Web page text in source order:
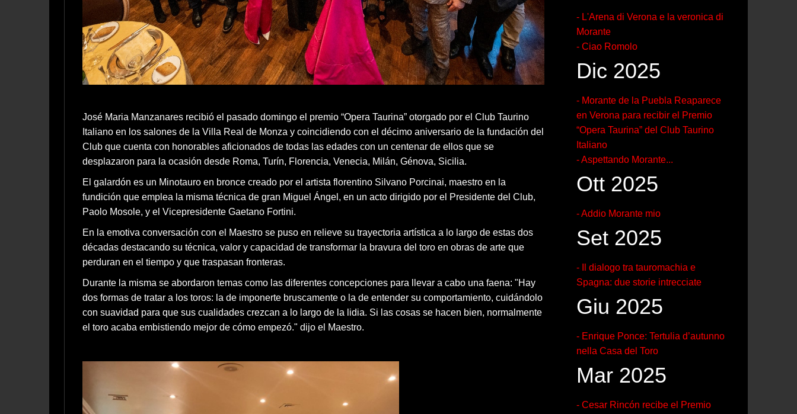
José Maria Manzanares recibió el pasado domingo el premio “Opera Taurina” otorgado por el Club Taurino
Italiano en los salones de la Villa Real de Monza y coincidiendo con el décimo aniversario de la fundación del
Club que cuenta con honorables aficionados de todas las edades con un centenar de ellos que se
desplazaron para la ocasión desde Roma, Turín, Florencia, Venecia, Milán, Génova, Sicilia.
El galardón es un Minotauro en bronce creado por el artista florentino Silvano Porcinai, maestro en la
fundición que emplea la misma técnica de gran Miguel Ángel, en un acto dirigido por el Presidente del Club,
Paolo Mosole, y el Vicepresidente Gaetano Fortini.
En la emotiva conversación con el Maestro se puso en relieve su trayectoria artística a lo largo de estas dos
décadas destacando su técnica, valor y capacidad de transformar la bravura del toro en obras de arte que
perduran en el tiempo y que traspasan fronteras.
Durante la misma se abordaron temas como las diferentes concepciones para llevar a cabo una faena: "Hay
dos formas de tratar a los toros: la de imponerte bruscamente o la de entender su comportamiento, cuidándolo
con suavidad para que sus cualidades crezcan a lo largo de la lidia. Si las cosas se hacen bien, normalmente
el toro acaba embistiendo mejor de cómo empezó." dijo el Maestro.
- L'Arena di Verona e la veronica di
Morante
- Ciao Romolo
Dic 2025
- Morante de la Puebla Reaparece
en Verona para recibir el Premio
“Opera Taurina” del Club Taurino
Italiano
- Aspettando Morante...
Ott 2025
- Addio Morante mio
Set 2025
- Il dialogo tra tauromachia e
Spagna: due storie intrecciate
Giu 2025
- Enrique Ponce: Tertulia d’autunno
nella Casa del Toro
Mar 2025
- Cesar Rincón recibe el Premio